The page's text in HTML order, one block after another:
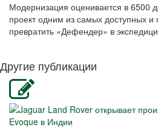
Модернизация оценивается в 6500
проект одним из самых доступных и
превратить «Дефендер» в
Другие публикации